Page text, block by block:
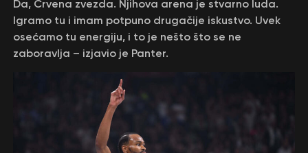
Da, Crvena zvezda. Njihova arena je stvarno luda.
Igramo tu i imam potpuno drugačije iskustvo. Uvek
osećamo tu energiju, i to je nešto što se ne
zaboravlja – izjavio je Panter.